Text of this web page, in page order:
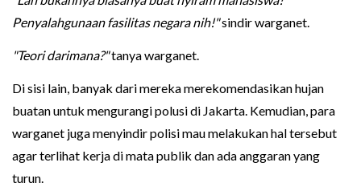
Penyalahgunaan fasilitas negara nih!"sindir warganet.
"Teori darimana?"tanya warganet.
Di sisi lain, banyak dari mereka merekomendasikan hujan
buatan untuk mengurangi polusi di Jakarta. Kemudian, para
warganet juga menyindir polisi mau melakukan hal tersebut
agar terlihat kerja di mata publik dan ada anggaran yang
turun.